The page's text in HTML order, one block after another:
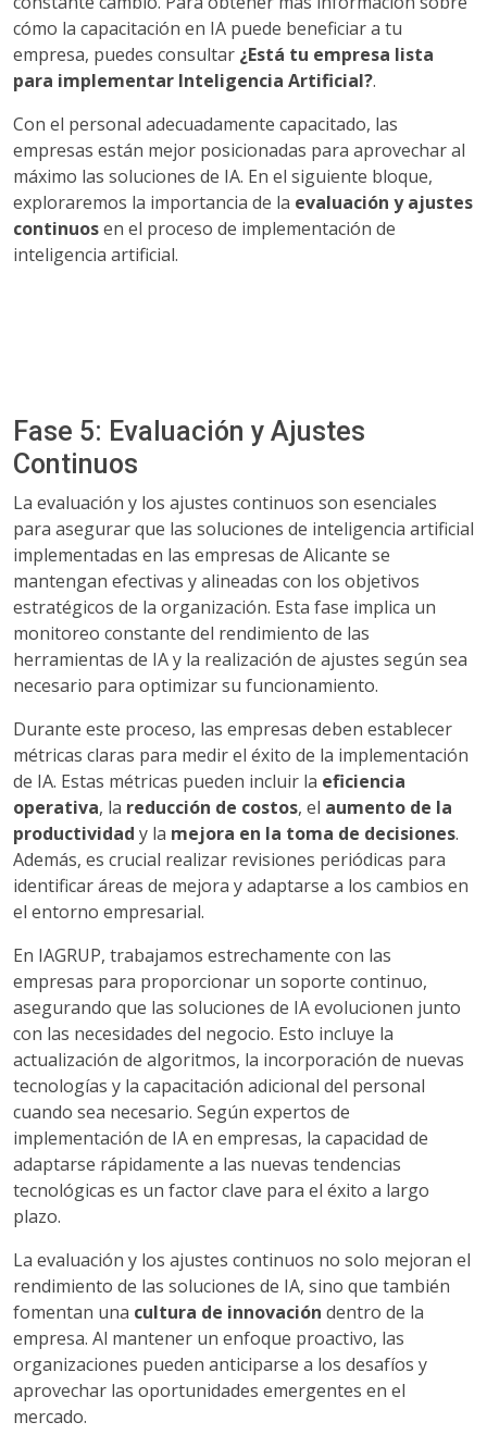
cómo la capacitación en IA puede beneficiar a tu
empresa, puedes consultar ¿Está tu empresa lista
para implementar Inteligencia Artificial?.
Con el personal adecuadamente capacitado, las
empresas están mejor posicionadas para aprovechar al
máximo las soluciones de IA. En el siguiente bloque,
exploraremos la importancia de la evaluación y ajustes
continuosen el proceso de implementación de
inteligencia artificial.
Fase 5: Evaluación y Ajustes
Continuos
La evaluación y los ajustes continuos son esenciales
para asegurar que las soluciones de inteligencia artificial
implementadas en las empresas de Alicante se
mantengan efectivas y alineadas con los objetivos
estratégicos de la organización. Esta fase implica un
monitoreo constante del rendimiento de las
herramientas de IA y la realización de ajustes según sea
necesario para optimizar su funcionamiento.
Durante este proceso, las empresas deben establecer
métricas claras para medir el éxito de la implementación
de IA. Estas métricas pueden incluir la eficiencia
operativa, la reducción de costos, el aumento de la
productividad y la mejora en la toma de decisiones.
Además, es crucial realizar revisiones periódicas para
identificar áreas de mejora y adaptarse a los cambios en
el entorno empresarial.
En IAGRUP, trabajamos estrechamente con las
empresas para proporcionar un soporte continuo,
asegurando que las soluciones de IA evolucionen junto
con las necesidades del negocio. Esto incluye la
actualización de algoritmos, la incorporación de nuevas
tecnologías y la capacitación adicional del personal
cuando sea necesario. Según expertos de
implementación de IA en empresas, la capacidad de
adaptarse rápidamente a las nuevas tendencias
tecnológicas es un factor clave para el éxito a largo
plazo.
La evaluación y los ajustes continuos no solo mejoran el
rendimiento de las soluciones de IA, sino que también
fomentan una cultura de innovación dentro de la
empresa. Al mantener un enfoque proactivo, las
organizaciones pueden anticiparse a los desafíos y
aprovechar las oportunidades emergentes en el
mercado.